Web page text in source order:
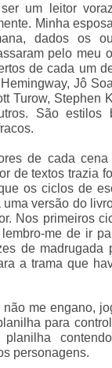
um leitor
Minha
dados os
pelo meu
de cada um
Jô
Turow, Stephen
São estilos
de cada
de textos trazia
os ciclos de
versão do
Nos primeiros
me de ir
de madrugada
a trama que
me engano,
para
personagens.